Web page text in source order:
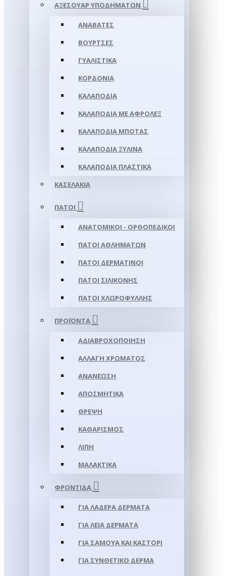
ΑΞΕΣΟΥΑΡ ΥΠΟΔΗΜΆΤΩΝ
ΑΝΑΒΆΤΕΣ
ΒΟΎΡΤΣΕΣ
ΓΥΑΛΙΣΤΙΚΆ
ΚΟΡΔΌΝΙΑ
ΚΑΛΑΠΌΔΙΑ
ΚΑΛΑΠΌΔΙΑ ΜΕ ΑΦΡΟΛΕΞ
ΚΑΛΑΠΌΔΙΑ ΜΠΌΤΑΣ
ΚΑΛΑΠΌΔΙΑ ΞΎΛΙΝΑ
ΚΑΛΑΠΌΔΙΑ ΠΛΑΣΤΙΚΆ
ΚΑΣΕΛΆΚΙΑ
ΠΆΤΟΙ
ΑΝΑΤΟΜΙΚΟΊ - ΟΡΘΟΠΕΔΙΚΟΊ
ΠΆΤΟΙ ΑΘΛΗΜΆΤΩΝ
ΠΆΤΟΙ ΔΕΡΜΆΤΙΝΟΙ
ΠΆΤΟΙ ΣΙΛΙΚΌΝΗΣ
ΠΆΤΟΙ ΧΛΩΡΟΦΎΛΛΗΣ
ΠΡΟΪΌΝΤΑ
ΑΔΙΑΒΡΟΧΟΠΟΊΗΣΗ
ΑΛΛΑΓΉ ΧΡΏΜΑΤΟΣ
ΑΝΑΝΈΩΣΗ
ΑΠΟΣΜΗΤΙΚΆ
ΘΡΈΨΗ
ΚΑΘΑΡΙΣΜΌΣ
ΛΊΠΗ
ΜΑΛΑΚΤΙΚΆ
ΦΡΟΝΤΊΔΑ
ΓΙΑ ΛΑΔΕΡΆ ΔΈΡΜΑΤΑ
ΓΙΑ ΛΕΊΑ ΔΈΡΜΑΤΑ
ΓΙΑ ΣΑΜΟΥΑ ΚΑΙ ΚΑΣΤΌΡΙ
ΓΙΑ ΣΥΝΘΕΤΙΚΌ ΔΈΡΜΑ